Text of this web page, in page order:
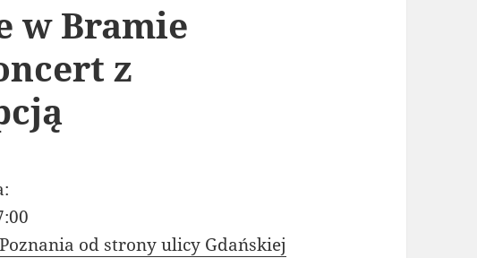
w Bramie
z
od strony ulicy Gdańskiej